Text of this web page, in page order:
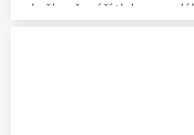
skvěle přenáší tlak na pedál.